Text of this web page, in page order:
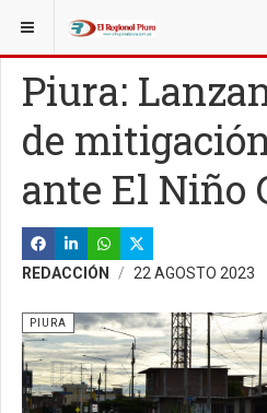
ESTÁ AQUÍ: REGIÓN PIURA
Piura:
de
ante El Niño
REDACCIÓN 22 AGOSTO 2023
PIURA